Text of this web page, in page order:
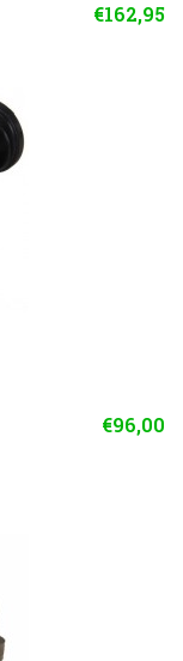
€162,95
€96,00